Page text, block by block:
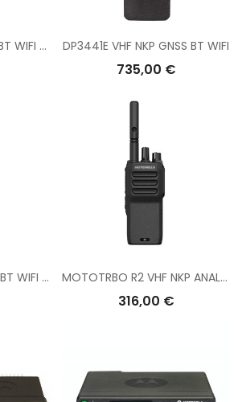
R7 UHF FKP CAPABLE BT WIFI GNSS DP3441E VHF NKP GNSS BT WIFI
735,00 €
R7 VHF NKP PREMIUM BT WIFI GNSS MOTOTRBO R2 VHF NKP ANALOG
316,00 €